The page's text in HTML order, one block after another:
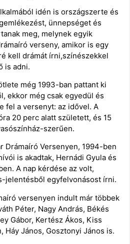
idén is országszerte és
ünnepséget és
meg, melynek egyik
verseny, amikor is egy
kell drámát írni,színészekkel
is adni.
még 1993-ban pattant ki
ekkor még csak egyedül és
fel a versenyt: az idővel. A
20 perc alatt született, és 15
szerűen.
Drámaíró Versenyen, 1994-ben
is akadtak, Hernádi Gyula és
A nap kérdése az volt,
jelentésből egyfelvonásost írni.
versenyen indult már többek
Péter, Nagy András, Békés
Gábor, Kertész Ákos, Kiss
Háy János, Gosztonyi János is.